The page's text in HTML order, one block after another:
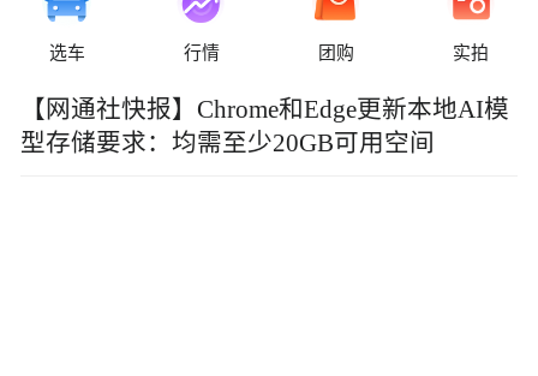
选车 行情 团购 实拍
【网通社快报】Chrome和Edge更新本地AI模
型存储要求：均需至少20GB可用空间